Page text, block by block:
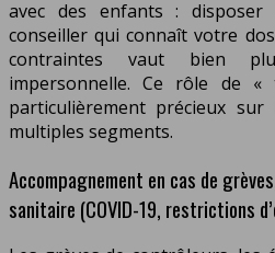
avec des enfants : disposer
conseiller qui connaît votre
contraintes vaut bien
impersonnelle. Ce rôle de
particulièrement précieux
multiples segments.
Accompagnement en cas de
sanitaire (COVID-19, restrictions